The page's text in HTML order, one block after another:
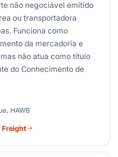
não negociável emitido
ou transportadora
Funciona como
da mercadoria e
não atua como título
do Conhecimento de
HAWB
Freight